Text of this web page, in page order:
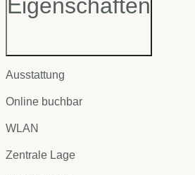
Eigenschaften
Ausstattung
Online buchbar
WLAN
Zentrale Lage